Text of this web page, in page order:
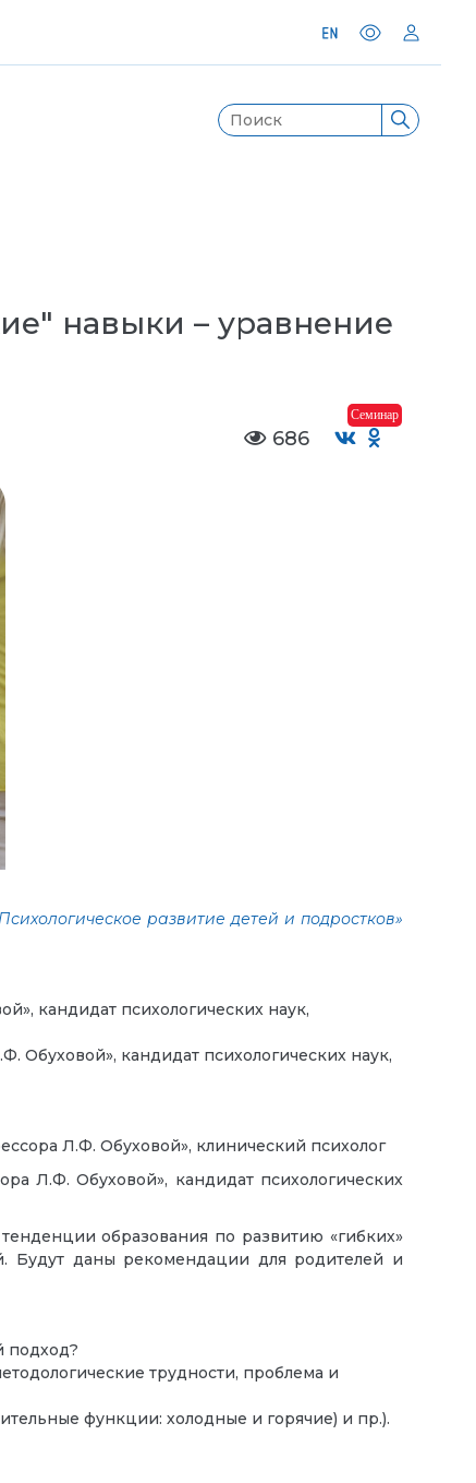
навыки – уравнение
Семинар
686
развитие детей и подростков»
кандидат психологических наук,
Обуховой», кандидат психологических наук,
Л.Ф. Обуховой», клинический психолог
Л.Ф. Обуховой», кандидат психологических
образования по развитию «гибких»
Будут даны рекомендации для родителей и
подход?
трудности, проблема и
функции: холодные и горячие) и пр.).